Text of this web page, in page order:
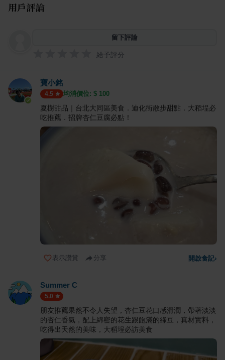
用戶評論
留下評論
給予評分
寶小銘
4.5 均消價位: $ 100
夏樹甜品｜台北大同區美食．迪化街散步甜點．大稻埕必
吃推薦．招牌杏仁豆腐必點！
表示讚賞 分享 開啟食記›
Summer C
5.0
朋友推薦果然不令人失望，杏仁豆花口感滑潤，帶著淡淡
的杏仁香氣，配上綿密的花生跟飽滿的綠豆，真材實料，
吃得出天然的美味，大稻埕必訪美食